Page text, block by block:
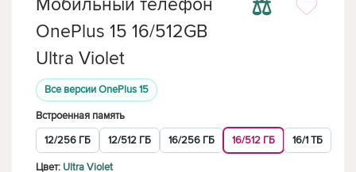
⚖
Мобильный телефон
OnePlus 15 16/512GB
Ultra Violet
Все версии OnePlus 15
Встроенная память
12/256 ГБ
12/512 ГБ 16/256 ГБ 16/512 ГБ 16/1 ТБ
Цвет: Ultra Violet